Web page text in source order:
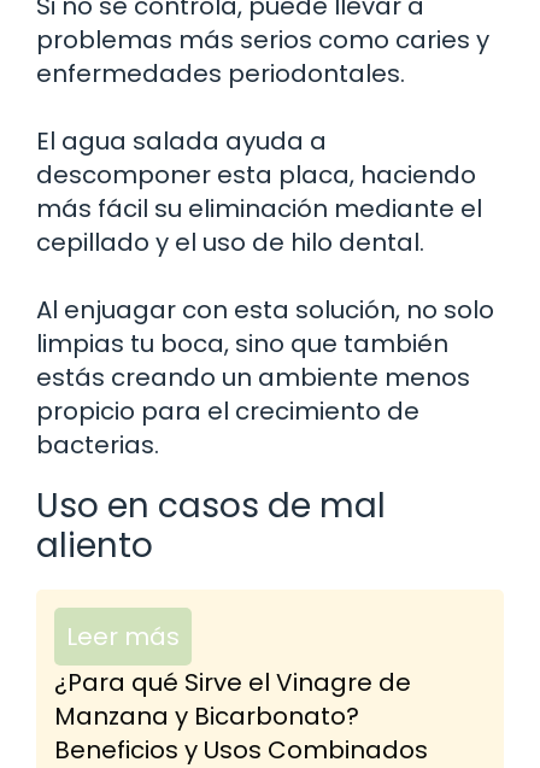
problemas más serios como caries y
enfermedades periodontales.
El agua salada ayuda a
descomponer esta placa, haciendo
más fácil su eliminación mediante el
cepillado y el uso de hilo dental.
Al enjuagar con esta solución, no solo
limpias tu boca, sino que también
estás creando un ambiente menos
propicio para el crecimiento de
bacterias.
Uso en casos de mal
aliento
Leer más
¿Para qué Sirve el Vinagre de
Manzana y Bicarbonato?
Beneficios y Usos Combinados